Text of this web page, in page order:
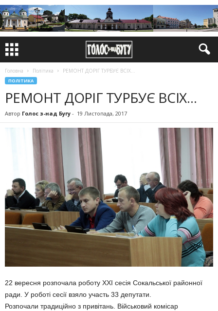
Головна Політика РЕМОНТ ДОРІГ ТУРБУЄ ВСІХ…
ПОЛІТИКА
РЕМОНТ ДОРІГ ТУРБУЄ ВСІХ…
Автор Голос з-над Бугу - 19 Листопада, 2017
22 вересня розпочала роботу ХХІ сесія Сокальської районної
ради. У роботі сесії взяло участь 33 депутати.
Розпочали традиційно з привітань. Військовий комісар